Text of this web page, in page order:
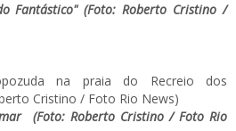
Fantástico" (Foto: Roberto Cristino /
(Foto: Roberto Cristino / Foto Rio